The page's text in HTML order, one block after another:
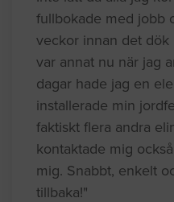
fullbokade med jobb
veckor innan det
var annat nu när jag
dagar hade jag en
installerade min
faktiskt flera andra
kontaktade mig
mig. Snabbt, enkelt
tillbaka!"